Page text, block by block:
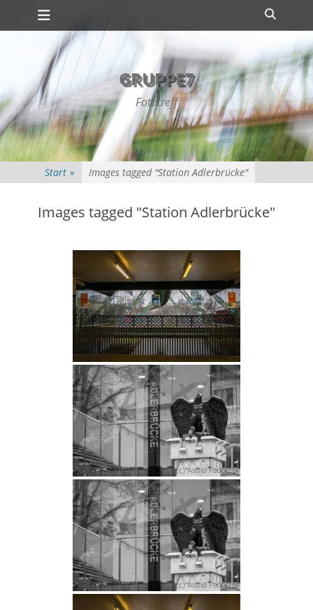
Zum
Inhalt
springen
Primäres Menü
GRUPPE7
Fototreff
Start » Images tagged "Station Adlerbrücke"
Images tagged "Station Adlerbrücke"